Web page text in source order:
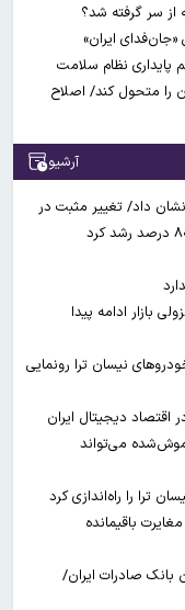
سر گرفته شد؟
«جان‌فدای ایران»
پایداری نظام سلامت
را متحول کند/ اصلاح
آرشیو
بررسی صورت‌های مالی ۳ ماهه نخست ۱۴۰۵ نشان داد/ تغییر مثبت در
بازار ادامه پیدا
نیسان ترا رونمایی
می‌تواند
ترا را راه‌اندازی کرد
باقیمانده
صادرات ایران/